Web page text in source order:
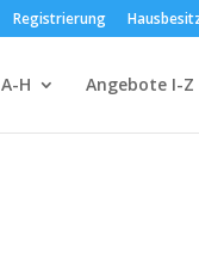
Registrierung
H Angebote I-Z